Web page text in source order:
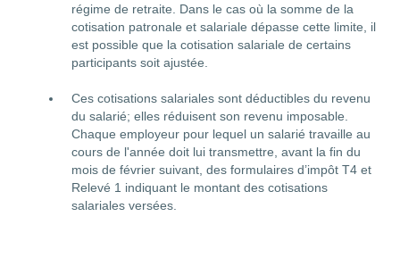
régime de retraite. Dans le cas où la somme de la
cotisation patronale et salariale dépasse cette limite, il
est possible que la cotisation salariale de certains
participants soit ajustée.
Ces cotisations salariales sont déductibles du revenu
du salarié; elles réduisent son revenu imposable.
Chaque employeur pour lequel un salarié travaille au
cours de l'année doit lui transmettre, avant la fin du
mois de février suivant, des formulaires d’impôt T4 et
Relevé 1 indiquant le montant des cotisations
salariales versées.